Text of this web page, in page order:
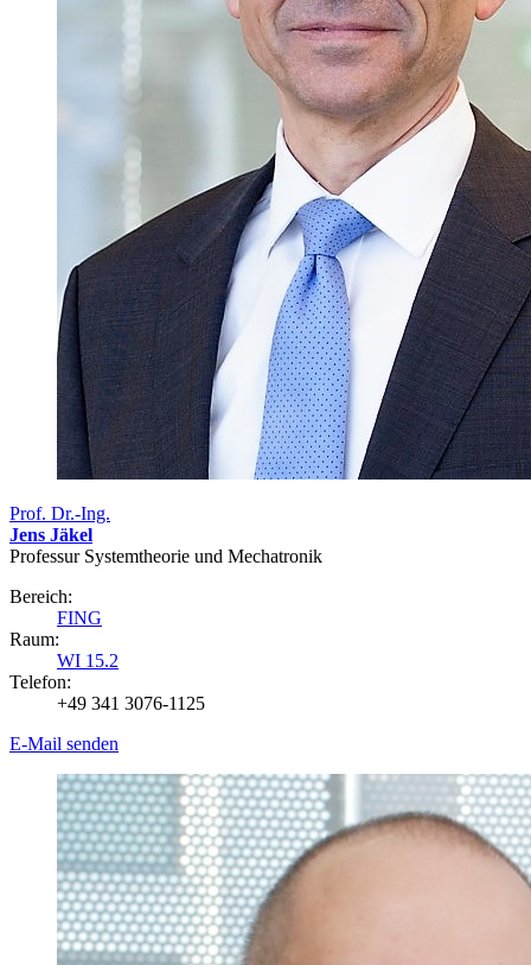
Prof. Dr.-Ing.
Jens Jäkel
Professur Systemtheorie und Mechatronik
Bereich:
FING
Raum:
WI 15.2
Telefon:
+49 341 3076-1125
E-Mail senden